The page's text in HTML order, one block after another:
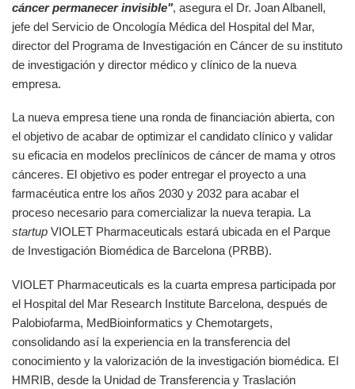
cáncer permanecer invisible", asegura el Dr. Joan Albanell,
jefe del Servicio de Oncología Médica del Hospital del Mar,
director del Programa de Investigación en Cáncer de su instituto
de investigación y director médico y clínico de la nueva
empresa.
La nueva empresa tiene una ronda de financiación abierta, con
el objetivo de acabar de optimizar el candidato clínico y validar
su eficacia en modelos preclínicos de cáncer de mama y otros
cánceres. El objetivo es poder entregar el proyecto a una
farmacéutica entre los años 2030 y 2032 para acabar el
proceso necesario para comercializar la nueva terapia. La
startup VIOLET Pharmaceuticals estará ubicada en el Parque
de Investigación Biomédica de Barcelona (PRBB).
VIOLET Pharmaceuticals es la cuarta empresa participada por
el Hospital del Mar Research Institute Barcelona, después de
Palobiofarma, MedBioinformatics y Chemotargets,
consolidando así la experiencia en la transferencia del
conocimiento y la valorización de la investigación biomédica. El
HMRIB, desde la Unidad de Transferencia y Traslación